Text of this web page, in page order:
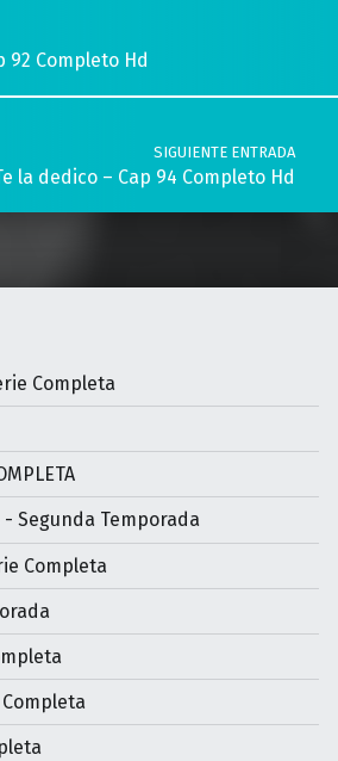
92 Completo Hd
SIGUIENTE ENTRADA
la dedico – Cap 94 Completo Hd
Completa
- Segunda Temporada
Completa